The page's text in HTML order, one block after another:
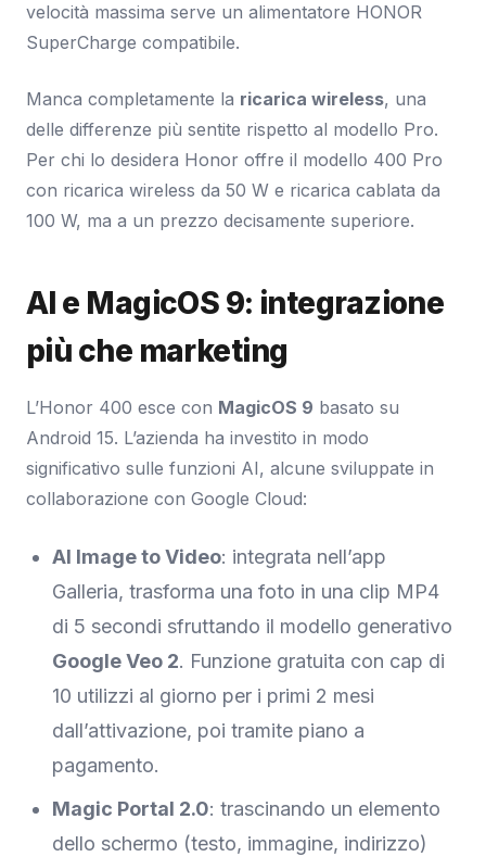
velocità massima serve un alimentatore HONOR
SuperCharge compatibile.
Manca completamente la ricarica wireless, una
delle differenze più sentite rispetto al modello Pro.
Per chi lo desidera Honor offre il modello 400 Pro
con ricarica wireless da 50 W e ricarica cablata da
100 W, ma a un prezzo decisamente superiore.
AI e MagicOS 9: integrazione
più che marketing
L’Honor 400 esce con MagicOS 9 basato su
Android 15. L’azienda ha investito in modo
significativo sulle funzioni AI, alcune sviluppate in
collaborazione con Google Cloud:
AI Image to Video: integrata nell’app
Galleria, trasforma una foto in una clip MP4
di 5 secondi sfruttando il modello generativo
Google Veo 2. Funzione gratuita con cap di
10 utilizzi al giorno per i primi 2 mesi
dall’attivazione, poi tramite piano a
pagamento.
Magic Portal 2.0: trascinando un elemento
dello schermo (testo, immagine, indirizzo)